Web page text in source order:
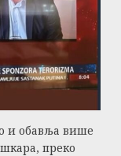
и обавља више
преко